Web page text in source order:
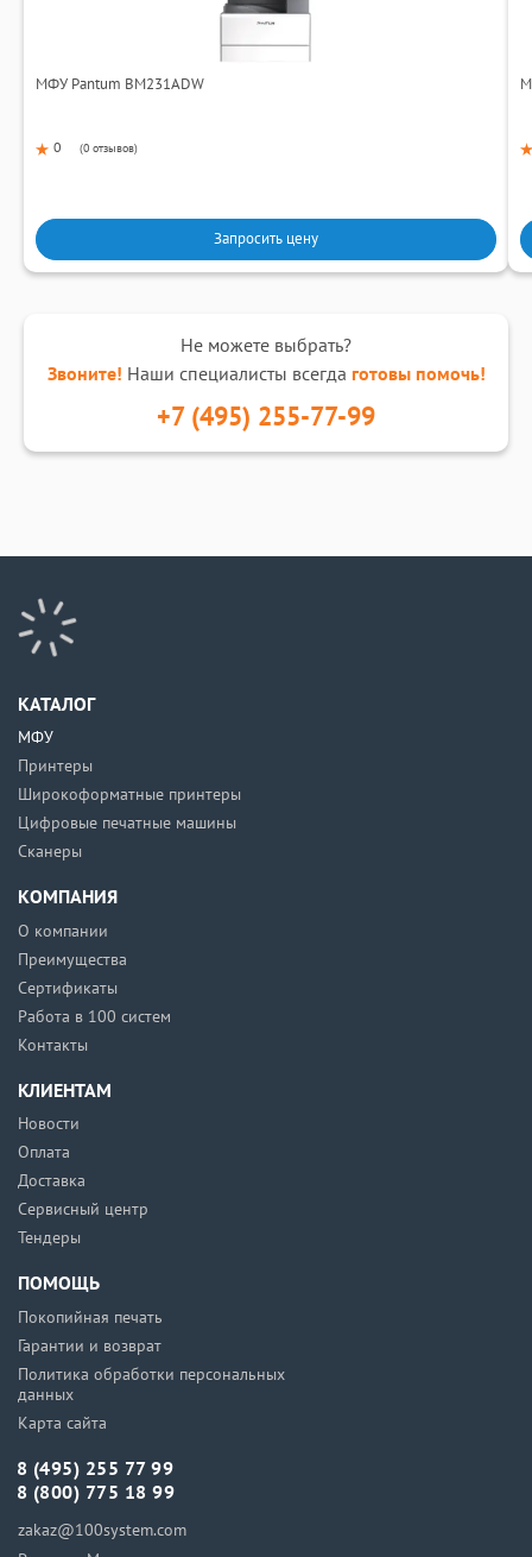
МФУ Pantum BM231ADW
0 (0 отзывов)
Запросить цену
Не можете выбрать?
Звоните! Наши специалисты всегда готовы помочь!
+7 (495) 255-77-99
КАТАЛОГ
МФУ
Принтеры
Широкоформатные принтеры
Цифровые печатные машины
Сканеры
КОМПАНИЯ
О компании
Преимущества
Сертификаты
Работа в 100 систем
Контакты
КЛИЕНТАМ
Новости
Оплата
Доставка
Сервисный центр
Тендеры
ПОМОЩЬ
Покопийная печать
Гарантии и возврат
Политика обработки персональных
данных
Карта сайта
8 (495) 255 77 99
8 (800) 775 18 99
zakaz@100system.com